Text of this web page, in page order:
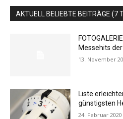
AKTUELL BELIEBTE BEITRÄGE (7
Messehits
13. November
Liste
günstigsten
24. Februar 2020